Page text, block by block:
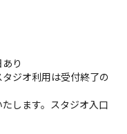
り
ジオ利用は受付終了の
します。スタジオ入口